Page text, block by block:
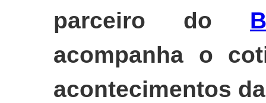
parceiro do
acompanha o
acontecimentos